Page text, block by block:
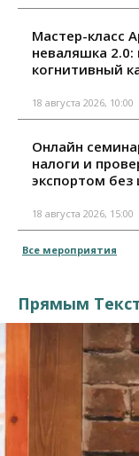
Мастер-класс
неваляшка
когнитивный
18 августа 2026, 10:00
Онлайн
налоги и
экспортом
18 августа 2026, 15:00
Все мероприятия
Прямым